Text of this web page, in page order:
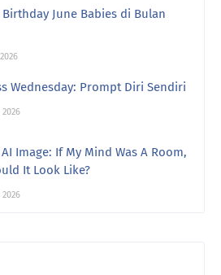
June Babies di Bulan
Wednesday: Prompt Diri Sendiri
2026
Image: If My Mind Was A Room,
It Look Like?
2026